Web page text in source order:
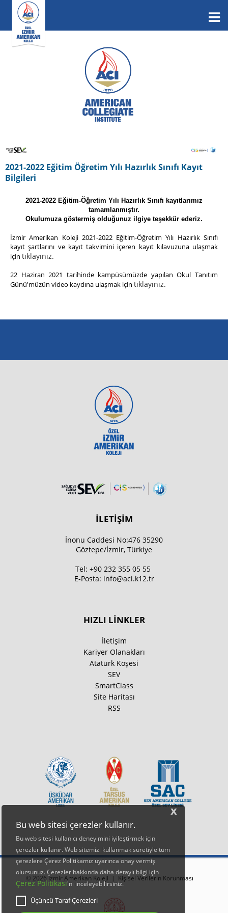
x
Bu web sitesi çerezler kullanır.
Bu web sitesi kullanıcı deneyimini iyileştirmek için
çerezler kullanır. Web sitemizi kullanmak suretiyle tüm
çerezlere Çerez Politikamız uyarınca onay vermiş
olursunuz. Çerezler hakkında daha detaylı bilgi için
Çerez Politikası'nı inceleyebilirsiniz.
Üçüncü Taraf Çerezleri
2021-2022 Eğitim Öğretim Yılı Hazırlık Sınıfı Kayıt
Bilgileri
2021-2022 Eğitim-Öğretim Yılı Hazırlık Sınıfı kayıtlarımız
tamamlanmıştır.
Okulumuza göstermiş olduğunuz ilgiye teşekkür ederiz.
İzmir Amerikan Koleji 2021-2022 Eğitim-Öğretim Yılı Hazırlık Sınıfı
kayıt şartlarını ve kayıt takvimini içeren kayıt kılavuzuna ulaşmak
için tıklayınız.
22 Haziran 2021 tarihinde kampüsümüzde yapılan Okul Tanıtım
Günü'müzün video kaydına ulaşmak için tıklayınız.
İLETİŞİM
İnonu Caddesi No:476 35290
Göztepe/İzmir, Türkiye
Tel: +90 232 355 05 55
E-Posta: info@aci.k12.tr
HIZLI LİNKLER
İletişim
Kariyer Olanakları
Atatürk Köşesi
SEV
SmartClass
Site Haritası
RSS
© 2026 İzmir Amerikan Koleji | Kişisel Verilerin Korunması